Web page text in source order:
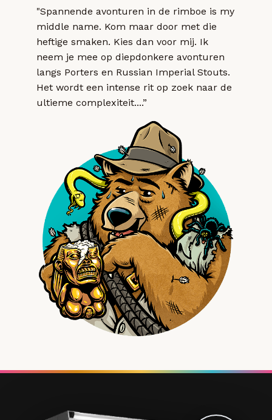
"Spannende avonturen in de rimboe is my
middle name. Kom maar door met die
heftige smaken. Kies dan voor mij. Ik
neem je mee op diepdonkere avonturen
langs Porters en Russian Imperial Stouts.
Het wordt een intense rit op zoek naar de
ultieme complexiteit....”